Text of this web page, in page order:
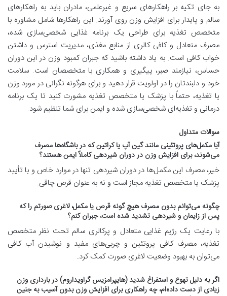
به جای تکیه بر راهکارهای سریع و غیرعلمی، مادران باید به راهکارهای
سالم و پایدار برای افزایش وزن روی آورند. این راهکارها شامل مشاوره با
متخصص تغذیه برای طراحی یک برنامه غذایی شخصی‌سازی شده،
مصرف متعادل و کافی کالری از منابع مغذی، مدیریت استرس و داشتن
خواب کافی است. به یاد داشته باشید که جبران کمبود وزن در این دوران
حساس، نیازمند صبر، پیگیری و همکاری با متخصصان است. سلامت
خود و دلبندتان را در اولویت قرار دهید و برای هرگونه نگرانی در مورد وزن
یا تغذیه، حتماً با پزشک یا متخصص تغذیه مشورت کنید تا یک برنامه
درمانی و تغذیه‌ای شخصی‌سازی شده و ایمن برای شما تنظیم شود.
سوالات متداول
آیا مکمل‌های پروتئینی مانند گین آپ یا کراتین که در باشگاه‌ها مصرف
می‌شوند، برای افزایش وزن در دوران شیردهی کاملاً ایمن هستند؟
خیر، مصرف این مکمل‌ها در دوران شیردهی تنها در موارد خاص و با تأیید
پزشک یا متخصص تغذیه مجاز است و نه به عنوان قرص چاقی.
چگونه می‌توانم بدون مصرف هیچ گونه قرص یا مکمل، لاغری صورتم را که
پس از زایمان و شیردهی تشدید شده است، جبران کنم؟
با رعایت یک رژیم غذایی متعادل و پرکالری سالم تحت نظر متخصص
تغذیه، مصرف کافی پروتئین و چربی‌های مفید و نوشیدن آب کافی
می‌توان به بهبود وضعیت لاغری صورت کمک کرد.
اگر به دلیل تهوع و استفراغ شدید (هایپرامزیس گراویداروم) در بارداری وزن
زیادی از دست داده‌ام، چه راهکاری برای افزایش وزن بدون آسیب به جنین